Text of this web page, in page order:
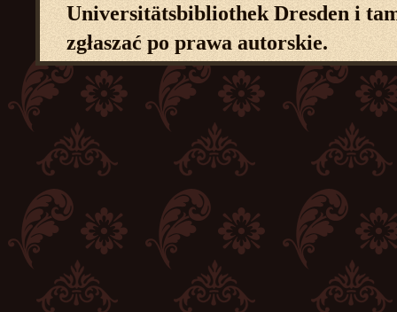
Universitätsbibliothek Dresden i
zgłaszać po prawa autorskie.